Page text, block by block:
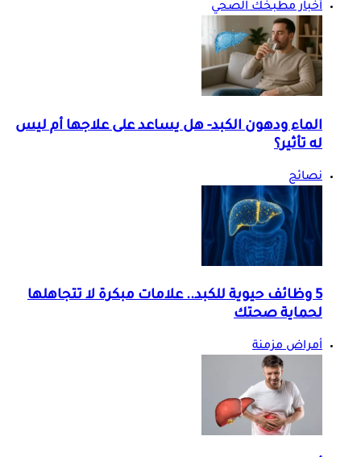
أخبار مطبخك الصحي
الماء ودهون الكبد- هل يساعد على علاجها أم ليس
له تأثير؟
نصائح
5 وظائف حيوية للكبد.. علامات مبكرة لا تتجاهلها
لحماية صحتك
أمراض مزمنة